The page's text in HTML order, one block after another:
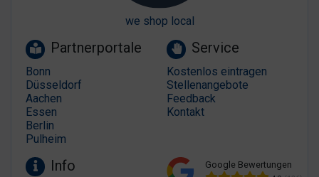
we shop local
Partnerportale
Bonn
Düsseldorf
Aachen
Essen
Berlin
Pulheim
Service
Kostenlos eintragen
Stellenangebote
Feedback
Kontakt
Info Google Bewertungen